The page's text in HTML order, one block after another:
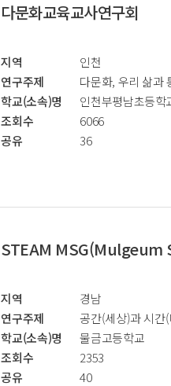
다문화교육교사연구회
지역
인천
연구주제
다문화, 우리 삶과
학교(소속)명
인천부평남초등학
조회수
6066
공유
36
STEAM MSG(Mulgeum
지역
경남
연구주제
공간(세상)과 시간
학교(소속)명
물금고등학교
조회수
2353
공유
40